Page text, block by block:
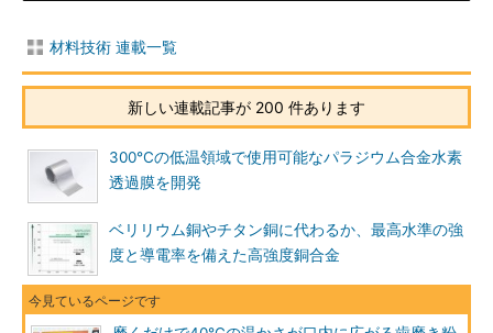
材料技術 連載一覧
新しい連載記事が 200 件あります
300℃の低温領域で使用可能なパラジウム合金水素
透過膜を開発
ベリリウム銅やチタン銅に代わるか、最高水準の強
度と導電率を備えた高強度銅合金